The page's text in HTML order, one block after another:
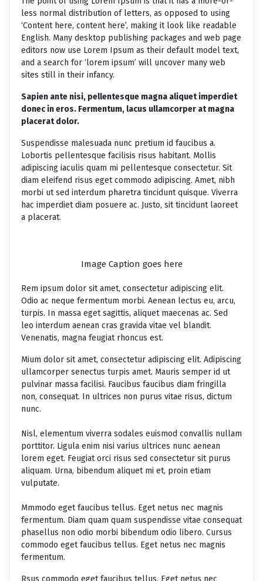
less normal distribution of letters, as opposed to using
‘Content here, content here’, making it look like readable
English. Many desktop publishing packages and web page
editors now use Lorem Ipsum as their default model text,
and a search for ‘lorem ipsum’ will uncover many web
sites still in their infancy.
Sapien ante nisi, pellentesque magna aliquet imperdiet
donec in eros. Fermentum, lacus ullamcorper at magna
placerat dolor.
Suspendisse malesuada nunc pretium id faucibus a.
Lobortis pellentesque facilisis risus habitant. Mollis
adipiscing iaculis quam mi pellentesque consectetur. Sit
diam eleifend risus eget commodo adipiscing. Amet, nibh
morbi ut sed interdum pharetra tincidunt quisque. Viverra
hac imperdiet diam posuere ac. Justo, sit tincidunt laoreet
a placerat.
Image Caption goes here
Rem ipsum dolor sit amet, consectetur adipiscing elit.
Odio ac neque fermentum morbi. Aenean lectus eu, arcu,
turpis. In massa eget sagittis, aliquet maecenas ac. Sed
leo interdum aenean cras gravida vitae vel blandit.
Venenatis, magna feugiat rhoncus est.
Mium dolor sit amet, consectetur adipiscing elit. Adipiscing
ullamcorper senectus turpis amet. Mauris semper id ut
pulvinar massa facilisi. Faucibus faucibus diam fringilla
non, consequat. In ultrices non purus vitae risus, dictum
nunc.
Nisl, elementum viverra sodales euismod convallis nullam
porttitor. Ligula enim nisi varius ultrices nunc aenean
lorem eget. Feugiat orci risus sed consectetur sit purus
aliquam. Urna, bibendum aliquet mi et, proin etiam
vulputate.
Mmmodo eget faucibus tellus. Eget netus nec magnis
fermentum. Diam quam quam suspendisse vitae consequat
phasellus non odio morbi bibendum odio libero. Cursus
commodo eget faucibus tellus. Eget netus nec magnis
fermentum.